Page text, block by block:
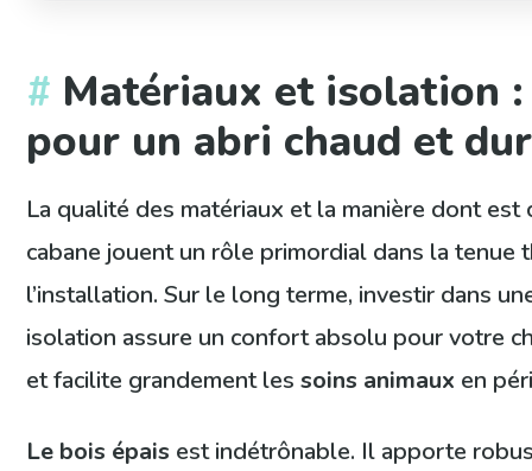
Matériaux et isolation
pour un abri chaud et
La qualité des matériaux et la manière dont est
cabane jouent un rôle primordial dans la tenue
l’installation. Sur le long terme, investir dans
isolation assure un confort absolu pour votre
et facilite grandement lessoins animaux en
Le bois épais est indétrônable. Il apporte